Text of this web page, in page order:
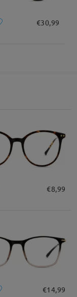
€30,99
€8,99
€14,99